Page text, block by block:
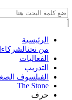
الرئيسية
من نحنالشركاء
الفعاليات
التدريب
الفيلسوف
The Stone
حرف